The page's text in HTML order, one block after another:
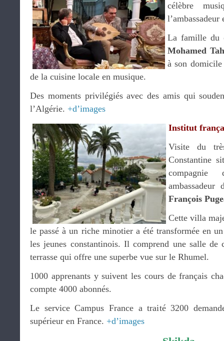
célèbre
La famille du
Mohamed
à son
de la cuisine locale en musique.
Des moments privilégiés avec des amis qui
l’Algérie. +d’images
Institut
Visite du
Constantine
François
Cette villa
le passé à un riche minotier a été transformée en
les jeunes constantinois. Il comprend une salle de
terrasse qui offre une superbe vue sur le Rhumel.
1000 apprenants y suivent les cours de français
compte 4000 abonnés.
Le service Campus France a traité 3200
supérieur en France. +d’images